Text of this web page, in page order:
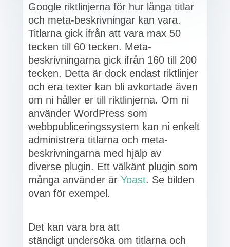
Google riktlinjerna för hur långa titlar
och meta-beskrivningar kan vara.
Titlarna gick ifrån att vara max 50
tecken till 60 tecken. Meta-
beskrivningarna gick ifrån 160 till 200
tecken. Detta är dock endast riktlinjer
och era texter kan bli avkortade även
om ni håller er till riktlinjerna. Om ni
använder WordPress som
webbpubliceringssystem kan ni enkelt
administrera titlarna och meta-
beskrivningarna med hjälp av
diverse plugin. Ett välkänt plugin som
många använder är Yoast. Se bilden
ovan för exempel.
Det kan vara bra att
ständigt undersöka om titlarna och